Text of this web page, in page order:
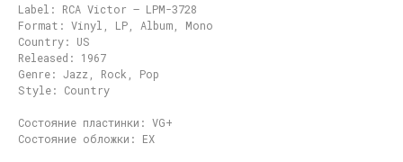
Label: RCA Victor – LPM-3728
Format: Vinyl, LP, Album, Mono
Country: US
Released: 1967
Genre: Jazz, Rock, Pop
Style: Country
Состояние пластинки: VG+
Состояние обложки: EX